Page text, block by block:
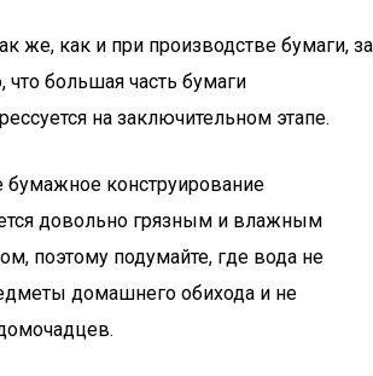
же, как и при производстве бумаги, за
что большая часть бумаги
на заключительном этапе.
бумажное конструирование
довольно грязным и влажным
поэтому подумайте, где вода не
домашнего обихода и не